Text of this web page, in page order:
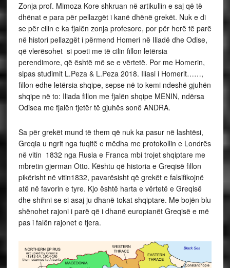
Zonja prof. Mimoza Kore shkruan në artikullin e saj që të
dhënat e para për pellazgët i kanë dhënë grekët. Nuk e di
se për cilin e ka fjalën zonja profesore, por për herë të parë
në histori pellazgët i përmend Homeri në Iliadë dhe Odise,
që vlerësohet si poeti me të cilin fillon letërsia
perendimore, që është më se e vërtetë. Por me Homerin,
sipas studimit L.Peza & L.Peza 2018. Iliasi i Homerit……,
fillon edhe letërsia shqipe, sepse në to kemi ndeshë gjuhën
shqipe në to: Iliada fillon me fjalën shqipe MENIN, ndërsa
Odisea me fjalën tjetër të gjuhës sonë ANDRA.
Sa për grekët mund të them që nuk ka pasur në lashtësi,
Greqia u ngrit nga fuqitë e mëdha me protokollin e Londrës
në vitin 1832 nga Rusia e Franca mbi trojet shqiptare me
mbretin gjerman Otto. Kështu që historia e Greqisë fillon
pikërisht në vitin1832, pavarësisht që grekët e falsifikojnë
atë në favorin e tyre. Kjo është harta e vërtetë e Greqisë
dhe shihni se si asaj ju dhanë tokat shqiptare. Me bojën blu
shënohet rajoni i parë që i dhanë europianët Greqisë e më
pas i falën rajonet e tjera.